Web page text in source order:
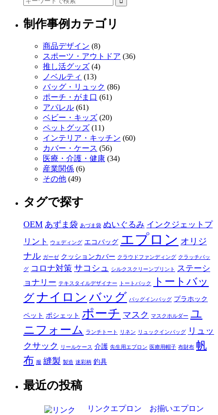
制作事例カテゴリ
商品デザイン (8)
スポーツ・アウトドア (36)
推し活グッズ (4)
ノベルティ (13)
バッグ・リュック (86)
ポーチ・がま口 (61)
アパレル (61)
ベビー・キッズ (20)
ペットグッズ (11)
インテリア・キッチン (60)
カバー・ケース (56)
医療・介護・健康 (34)
産業関係 (6)
その他 (49)
タグで探す
OEM あずま袋 あづま袋 ぬいぐるみ インクジェットプ
リント
ウェディング エコバッグ エプロン オリジ
ナル ガーゼ クッションカバー クラウドファンディング クラッチバッ
グ コロナ対策 サコシュ シルクスクリーンプリント
ステーシ
ョナリー テキスタイルデザイナー トートバック
トートバッ
グナイロン バッグ バッグインバッグ プラホック
ペット ポシェット ポーチ マスク マスクホルダー ユ
ニフォーム
ランチトート リネン リュックインバッグ
リュッ
クサック
リールケース 介護 先生用エプロン 医療用帽子 布財布 帆
布 服 縫製 製造 迷彩柄 釣具
最近の投稿
リンクエプロン お揃いエプロン